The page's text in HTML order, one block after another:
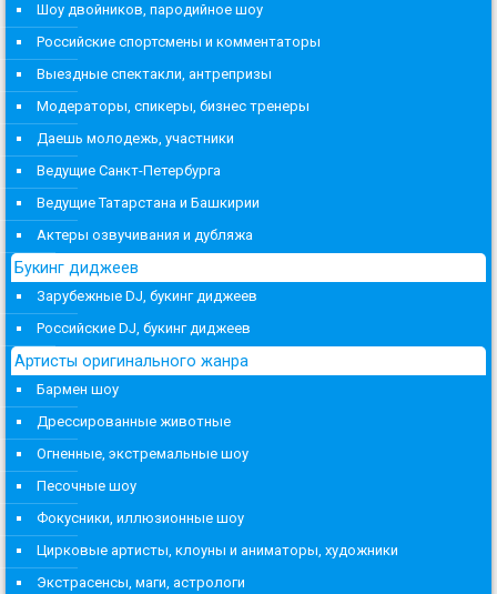
Шоу двойников, пародийное шоу
Российские спортсмены и комментаторы
Выездные спектакли, антрепризы
Модераторы, спикеры, бизнес тренеры
Даешь молодежь, участники
Ведущие Санкт-Петербурга
Ведущие Татарстана и Башкирии
Актеры озвучивания и дубляжа
Букинг диджеев
Зарубежные DJ, букинг диджеев
Российские DJ, букинг диджеев
Артисты оригинального жанра
Бармен шоу
Дрессированные животные
Огненные, экстремальные шоу
Песочные шоу
Фокусники, иллюзионные шоу
Цирковые артисты, клоуны и аниматоры, художники
Экстрасенсы, маги, астрологи